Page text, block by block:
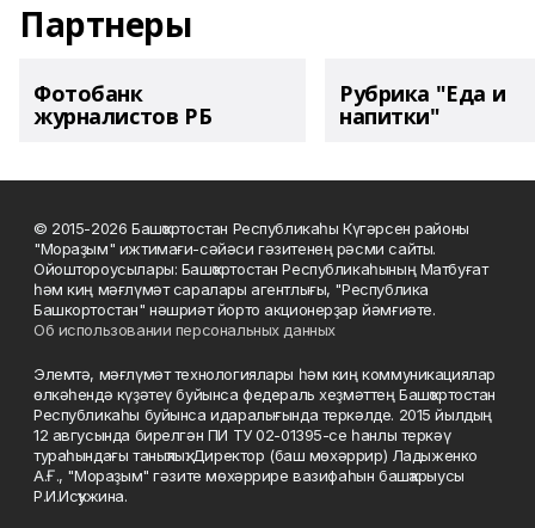
Партнеры
Фотобанк
журналистов РБ
Рубрика "Еда и
напитки"
© 2015-2026 Башҡортостан Республикаһы Күгәрсен районы
"Мораҙым" ижтимағи-сәйәси гәзитенең рәсми сайты.
Ойоштороусылары: Башҡортостан Республикаһының Матбуғат
һәм киң мәғлүмәт саралары агентлығы, "Республика
Башкортостан" нәшриәт йорто акционерҙар йәмғиәте.
Об использовании персональных данных
Элемтә, мәғлүмәт технологиялары һәм киң коммуникациялар
өлкәһендә күҙәтеү буйынса федераль хеҙмәттең Башҡортостан
Республикаһы буйынса идаралығында теркәлде. 2015 йылдың
12 авгусында бирелгән ПИ ТУ 02-01395-се һанлы теркәү
тураһындағы таныҡлыҡ. Директор (баш мөхәррир) Ладыженко
А.Ғ., "Мораҙым" гәзите мөхәррире вазифаһын башҡарыусы
Р.И.Исҡужина.